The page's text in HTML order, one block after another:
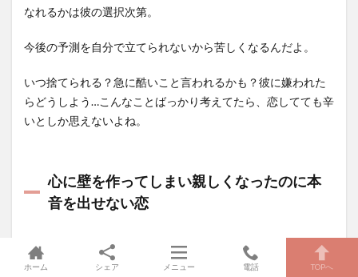
なれるかは彼の選択次第。
今後の予測を自分で立てられないから苦しくなるんだよ。
いつ捨てられる？急に酷いこと言われるかも？彼に嫌われた
らどうしよう…こんなことばっかり考えてたら、恋してても辛
いとしか思えないよね。
心に壁を作ってしまい親しくなったのに本
音を出せない恋
ホーム シェア メニュー 電話 TOPへ